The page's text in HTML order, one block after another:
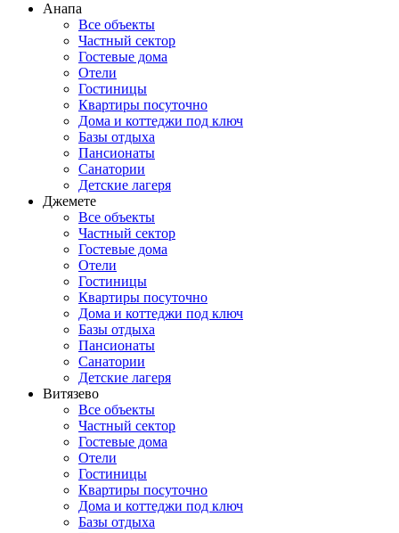
Анапа
Все объекты
Частный сектор
Гостевые дома
Отели
Гостиницы
Квартиры посуточно
Дома и коттеджи под ключ
Базы отдыха
Пансионаты
Санатории
Детские лагеря
Джемете
Все объекты
Частный сектор
Гостевые дома
Отели
Гостиницы
Квартиры посуточно
Дома и коттеджи под ключ
Базы отдыха
Пансионаты
Санатории
Детские лагеря
Витязево
Все объекты
Частный сектор
Гостевые дома
Отели
Гостиницы
Квартиры посуточно
Дома и коттеджи под ключ
Базы отдыха